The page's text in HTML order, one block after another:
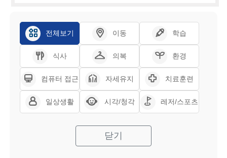
전체보기 이동 학습
식사 의복 환경
컴퓨터 접근 자세유지 치료훈련
일상생활 시각/청각 레저/스포츠
닫기